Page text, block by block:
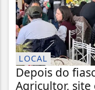
LOCAL
Depois do
Agricultor,